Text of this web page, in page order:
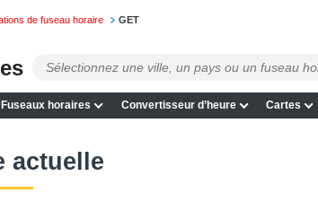
de fuseau horaire GET
Fuseaux horaires Convertisseur d’heure Cartes
actuelle